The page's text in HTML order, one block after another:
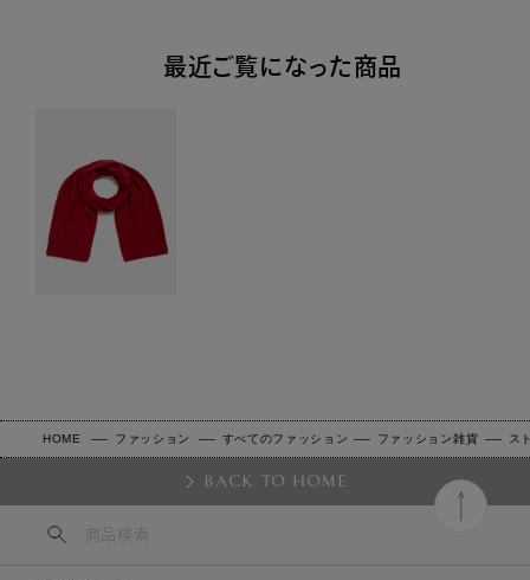
最近ご覧になった商品
HOME ファッション すべてのファッション ファッション雑貨 ス
BACK TO HOME